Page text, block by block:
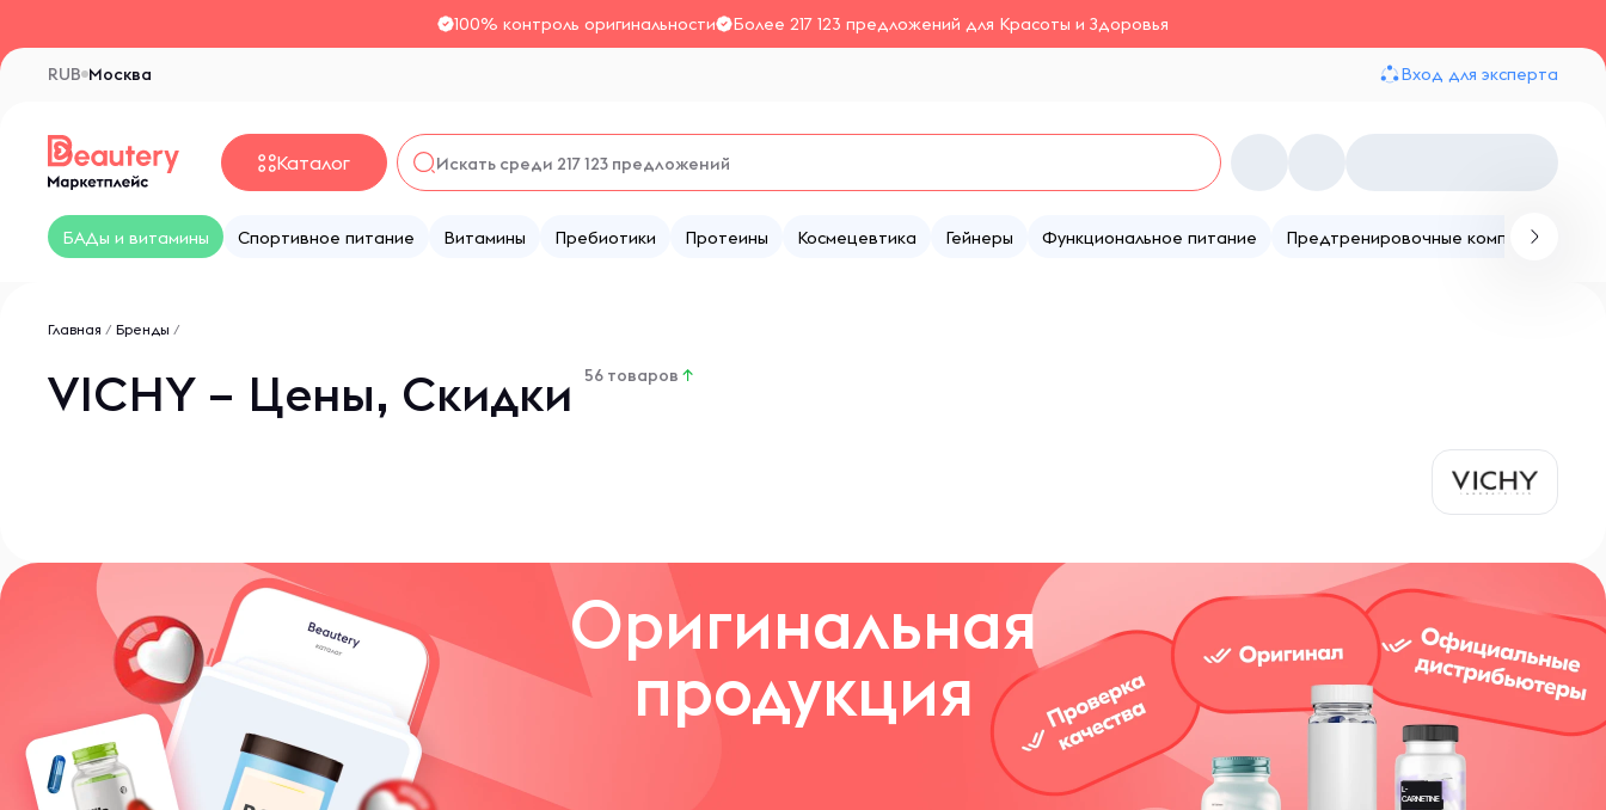
100% контроль оригинальности Более 217 123 предложений для Красоты и Здоровья
Москва
RUB Вход для эксперта
Каталог
БАДы и витамины Спортивное питание Витамины Пребиотики Протеины Космецевтика Гейнеры Функциональное питание Предтренировочные комплексы
Главная / Бренды /
VICHY – Цены, Скидки 56 товаров ↑
Оригинальная
продукция